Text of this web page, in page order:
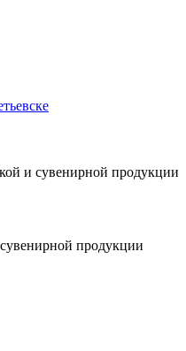
и сувенирной продукции
продукции